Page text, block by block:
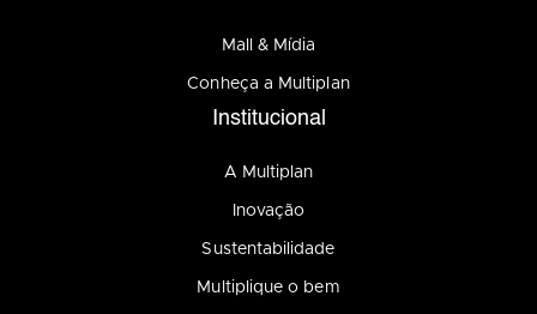
Mall & Mídia
Conheça a Multiplan
Institucional
A Multiplan
Inovação
Sustentabilidade
Multiplique o bem